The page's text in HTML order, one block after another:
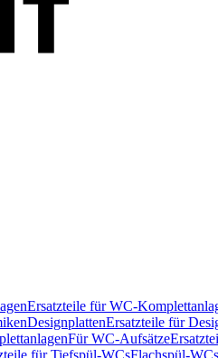
Ersatzteile für WC-
DesignplattenErsatzteile für
Für WC-Aufsätze
für Tiefspül-WCsFlachspül-WCs